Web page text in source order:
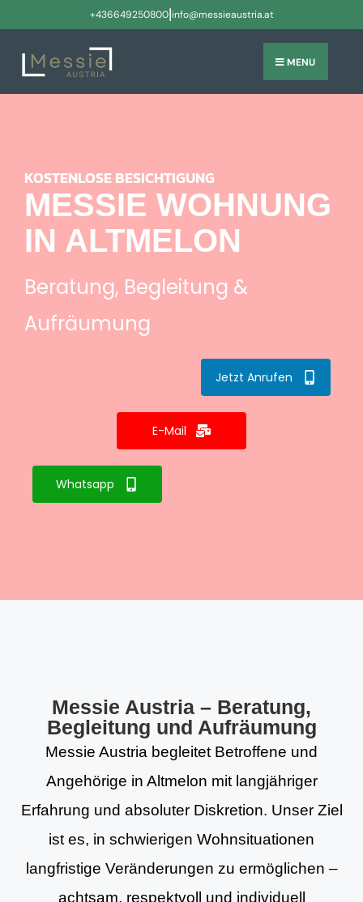
+436649250800|info@messieaustria.at
MENU
KOSTENLOSE BESICHTIGUNG
MESSIE WOHNUNG
IN ALTMELON
Beratung, Begleitung &
Aufräumung
Jetzt Anrufen
E-Mail
Whatsapp
Messie Austria – Beratung,
Begleitung und Aufräumung
Messie Austria begleitet Betroffene und
Angehörige in Altmelon mit langjähriger
Erfahrung und absoluter Diskretion. Unser Ziel
ist es, in schwierigen Wohnsituationen
langfristige Veränderungen zu ermöglichen –
achtsam, respektvoll und individuell